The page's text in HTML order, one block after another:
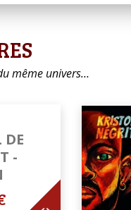
même univers…
DE
-